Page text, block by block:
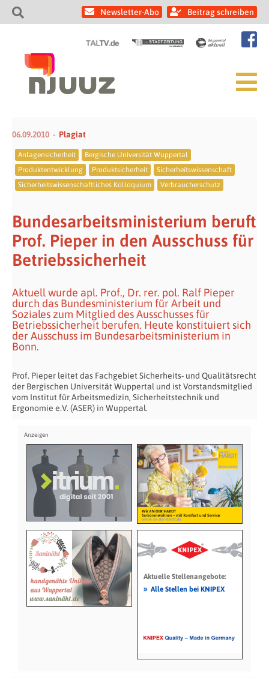
Newsletter-Abo Beitrag schreiben
06.09.2010 Plagiat
Anlagensicherheit
Bergische Universität Wuppertal
Produktentwicklung
Produktsicherheit
Sicherheitswissenschaft
Sicherheitswissenschaftliches Kolloquium
Verbraucherschutz
Bundesarbeitsministerium beruft
Prof. Pieper in den Ausschuss für
Betriebssicherheit
Aktuell wurde apl. Prof., Dr. rer. pol. Ralf Pieper
durch das Bundesministerium für Arbeit und
Soziales zum Mitglied des Ausschusses für
Betriebssicherheit berufen. Heute konstituiert sich
der Ausschuss im Bundesarbeitsministerium in
Bonn.
Prof. Pieper leitet das Fachgebiet Sicherheits- und Qualitätsrecht
der Bergischen Universität Wuppertal und ist Vorstandsmitglied
vom Institut für Arbeitsmedizin, Sicherheitstechnik und
Ergonomie e.V. (ASER) in Wuppertal.
Aktuelle Stellenangebote:
» Alle Stellen bei KNIPEX